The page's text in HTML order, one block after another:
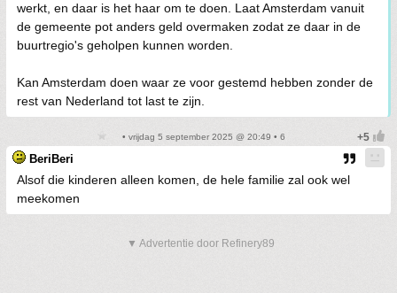
werkt, en daar is het haar om te doen. Laat Amsterdam vanuit
de gemeente pot anders geld overmaken zodat ze daar in de
buurtregio's geholpen kunnen worden.
Kan Amsterdam doen waar ze voor gestemd hebben zonder de
rest van Nederland tot last te zijn.
• vrijdag 5 september 2025 @ 20:49 • 6
BeriBeri
Alsof die kinderen alleen komen, de hele familie zal ook wel
meekomen
▼ Advertentie door Refinery89